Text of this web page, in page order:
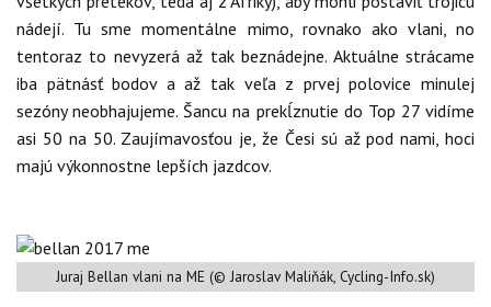
nádejí. Tu sme momentálne mimo, rovnako ako vlani, no
tentoraz to nevyzerá až tak beznádejne. Aktuálne strácame
iba pätnásť bodov a až tak veľa z prvej polovice minulej
sezóny neobhajujeme. Šancu na prekĺznutie do Top 27 vidíme
asi 50 na 50. Zaujímavosťou je, že Česi sú až pod nami, hoci
majú výkonnostne lepších jazdcov.
Juraj Bellan vlani na ME (© Jaroslav Maliňák, Cycling-Info.sk)